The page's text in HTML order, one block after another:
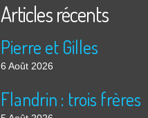
Articles récents
Pierre et Gilles
6 Août 2026
Flandrin : trois frères